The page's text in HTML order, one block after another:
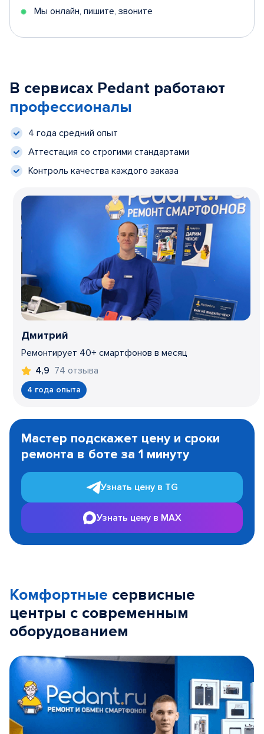
Мы онлайн, пишите, звоните
В сервисах Pedant работают
профессионалы
4 года средний опыт
Аттестация со строгими стандартами
Контроль качества каждого заказа
Дмитрий
Ремонтирует 40+ смартфонов в месяц
4,9 74 отзыва
4 года опыта
1
Мастер подскажет цену и сроки
ремонта в боте за 1 минуту
Узнать цену в TG
Узнать цену в MAX
Комфортные сервисные
центры с современным
оборудованием